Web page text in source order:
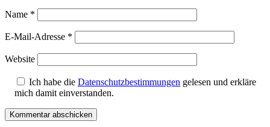
Name *
E-Mail-Adresse *
Website
Ich habe die Datenschutzbestimmungen gelesen und erkläre
mich damit einverstanden.